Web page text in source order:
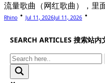
流量歌曲（网红歌曲），里
Rhino Jul 11, 2026Jul 11, 2026
SEARCH ARTICLES 搜索站内